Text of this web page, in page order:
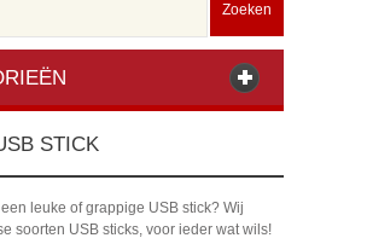
Zoeken
STICK
leuke of grappige USB stick? Wij
soorten USB sticks, voor ieder wat wils!